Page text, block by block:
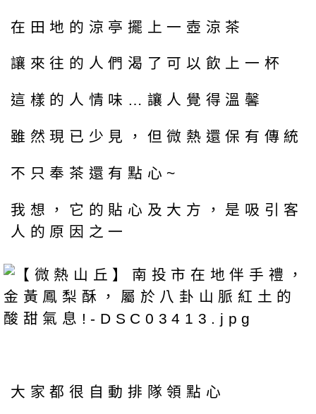
在田地的涼亭擺上一壺涼茶
讓來往的人們渴了可以飲上一杯
這樣的人情味…讓人覺得溫馨
雖然現已少見，但微熱還保有傳統
不只奉茶還有點心~
我想，它的貼心及大方，是吸引客
人的原因之一
大家都很自動排隊領點心